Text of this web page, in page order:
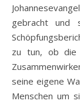
gebracht
zu tun, ob die
seine eigene
Menschen um